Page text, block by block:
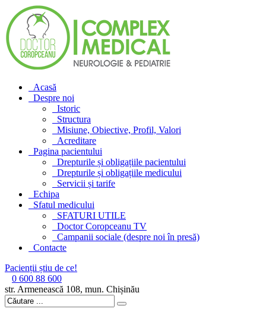
Acasă
Despre noi
Istoric
Structura
Misiune, Obiective, Profil, Valori
Acreditare
Pagina pacientului
Drepturile și obligațiile pacientului
Drepturile și obligațiile medicului
Servicii și tarife
Echipa
Sfatul medicului
SFATURI UTILE
Doctor Coropceanu TV
Campanii sociale (despre noi în presă)
Contacte
Pacienții știu de ce!
0 600 88 600
str. Armenească 108, mun. Chișinău